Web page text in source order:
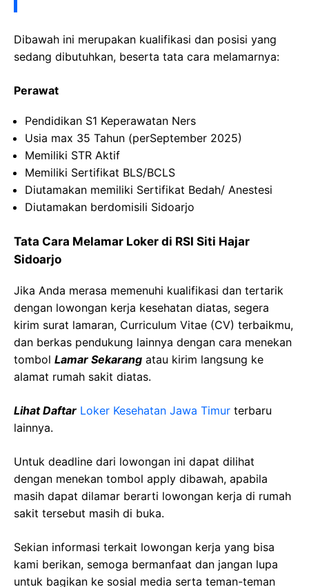
Dibawah ini merupakan kualifikasi dan posisi yang
sedang dibutuhkan, beserta tata cara melamarnya:
Perawat
Pendidikan S1 Keperawatan Ners
Usia max 35 Tahun (perSeptember 2025)
Memiliki STR Aktif
Memiliki Sertifikat BLS/BCLS
Diutamakan memiliki Sertifikat Bedah/ Anestesi
Diutamakan berdomisili Sidoarjo
Tata Cara Melamar Loker di RSI Siti Hajar
Sidoarjo
Jika Anda merasa memenuhi kualifikasi dan tertarik
dengan lowongan kerja kesehatan diatas, segera
kirim surat lamaran, Curriculum Vitae (CV) terbaikmu,
dan berkas pendukung lainnya dengan cara menekan
tombol Lamar Sekarang atau kirim langsung ke
alamat rumah sakit diatas.
Lihat Daftar Loker Kesehatan Jawa Timur terbaru
lainnya.
Untuk deadline dari lowongan ini dapat dilihat
dengan menekan tombol apply dibawah, apabila
masih dapat dilamar berarti lowongan kerja di rumah
sakit tersebut masih di buka.
Sekian informasi terkait lowongan kerja yang bisa
kami berikan, semoga bermanfaat dan jangan lupa
untuk bagikan ke sosial media serta teman-teman